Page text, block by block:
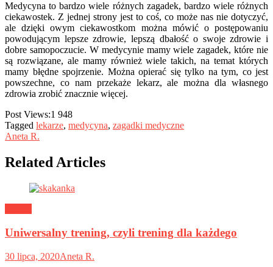
Medycyna to bardzo wiele różnych zagadek, bardzo wiele różnych
ciekawostek. Z jednej strony jest to coś, co może nas nie dotyczyć,
ale dzięki owym ciekawostkom można mówić o postępowaniu
powodującym lepsze zdrowie, lepszą dbałość o swoje zdrowie i
dobre samopoczucie. W medycynie mamy wiele zagadek, które nie
są rozwiązane, ale mamy również wiele takich, na temat których
mamy błędne spojrzenie. Można opierać się tylko na tym, co jest
powszechne, co nam przekaże lekarz, ale można dla własnego
zdrowia zrobić znacznie więcej.
Post Views:1 948
Tagged lekarze, medycyna, zagadki medyczne
Aneta R.
Related Articles
Uniwersalny trening, czyli trening dla każdego
30 lipca, 2020Aneta R.